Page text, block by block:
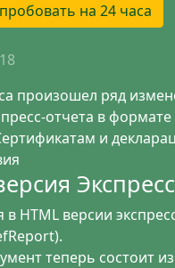
на 24 часа
произошел ряд
отчета в
и
HTML версии
).
теперь состоит